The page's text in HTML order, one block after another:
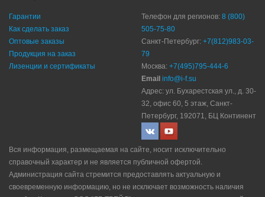
Гарантии
Как сделать заказ
Оптовые заказы
Продукция на заказ
Лизенции и сертификаты
Телефон для регионов: 8 (800)
505-75-80
Санкт-Петербург: +7(812)983-03-
79
Москва: +7(495)795-444-6
Email info@i-f.su
Адрес: ул. Бухарестская ул., д. 30-
32, офис 60, 5 этаж, Санкт-
Петербург, 192071, БЦ Континент
Вся информация, размещаемая на сайте, носит исключительно
справочный характер и не является публичной офертой.
Администрация сайта стремится предоставлять актуальную и
своевременную информацию, но не исключает возможность наличия